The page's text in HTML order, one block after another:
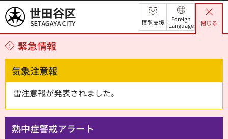
世田谷区 閲覧支援
Foreign
Language
閉じる
緊急情報
気象注意報
雷注意報が発表されました。
熱中症警戒アラート